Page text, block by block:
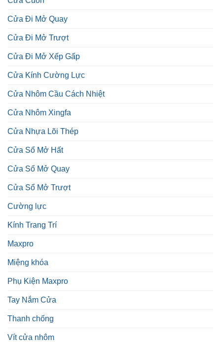
Cửa Đi Mở Quay
Cửa Đi Mở Trượt
Cửa Đi Mở Xếp Gấp
Cửa Kính Cường Lực
Cửa Nhôm Cầu Cách Nhiệt
Cửa Nhôm Xingfa
Cửa Nhựa Lõi Thép
Cửa Sổ Mở Hất
Cửa Sổ Mở Quay
Cửa Sổ Mở Trượt
Cường lực
Kính Trang Trí
Maxpro
Miệng khóa
Phụ Kiện Maxpro
Tay Nắm Cửa
Thanh chống
Vít cửa nhôm